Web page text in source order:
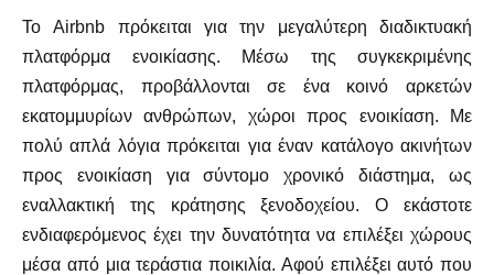
Το Airbnb πρόκειται για την μεγαλύτερη διαδικτυακή
πλατφόρμα ενοικίασης. Μέσω της συγκεκριμένης
πλατφόρμας, προβάλλονται σε ένα κοινό αρκετών
εκατομμυρίων ανθρώπων, χώροι προς ενοικίαση. Με
πολύ απλά λόγια πρόκειται για έναν κατάλογο ακινήτων
προς ενοικίαση για σύντομο χρονικό διάστημα, ως
εναλλακτική της κράτησης ξενοδοχείου. Ο εκάστοτε
ενδιαφερόμενος έχει την δυνατότητα να επιλέξει χώρους
μέσα από μια τεράστια ποικιλία. Αφού επιλέξει αυτό που